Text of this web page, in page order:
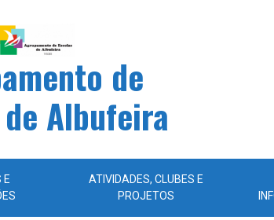
de
Albufeira
E
ATIVIDADES, CLUBES E
PROJETOS